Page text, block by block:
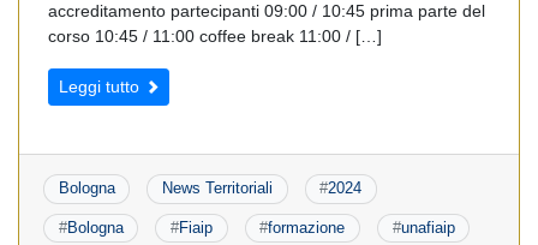
accreditamento partecipanti 09:00 / 10:45 prima parte del
corso 10:45 / 11:00 coffee break 11:00 / […]
Leggi tutto
Bologna News Territoriali #2024
#Bologna #Fiaip #formazione #unafiaip